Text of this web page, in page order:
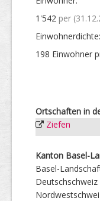
1'542 per
Einwohner­dichte:
198 Einwohner
Ortschaften in
Ziefen
Kanton Basel-
Basel-